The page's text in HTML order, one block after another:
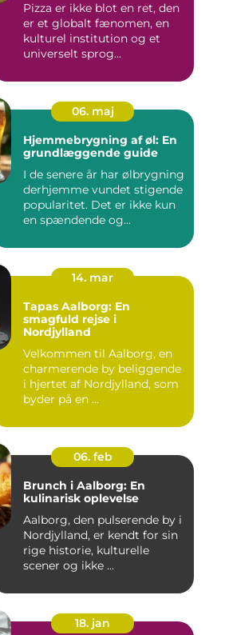
Pizza er ikke blot en ret, den
er et globalt fænomen, en
kulturel institution og et
universelt sprog...
06. maj
Hjemmebrygning af øl: En
grundlæggende guide
I de senere år har ølbrygning
derhjemme vundet stigende
popularitet. Det er ikke kun
en spændende og...
14. mar
Tapas Aalborg: En
smagfuld rejse i
Nordjylland
Velkommen til Aalborg, en
charmerende by beliggende
i hjertet af Nordjylland, som
byder på en ...
06. feb
Brunch i Aalborg: En
kulinarisk oplevelse
Aalborg, den pulserende by i
Nordjylland, er kendt for sin
rige historie, kulturelle
scener og ikke ...
18. jan